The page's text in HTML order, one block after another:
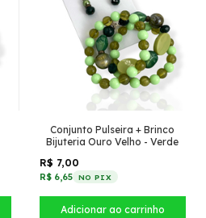
Conjunto Pulseira + Brinco
Bijuteria Ouro Velho - Verde
R$ 7,00
R$ 6,65 NO PIX